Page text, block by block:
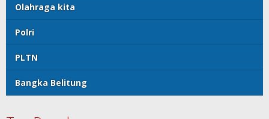
Olahraga kita
Polri
PLTN
Bangka Belitung